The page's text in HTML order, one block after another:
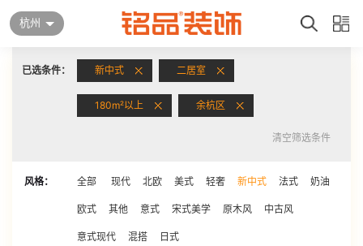
杭州
已选条件： 新中式 二居室
180m²以上 余杭区
清空筛选条件
风格： 全部 现代 北欧 美式 轻奢 新中式 法式 奶油
欧式 其他 意式 宋式美学 原木风 中古风
意式现代 混搭 日式